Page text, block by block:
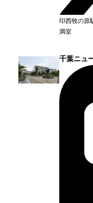
印西牧の原
満室
千葉ニュ